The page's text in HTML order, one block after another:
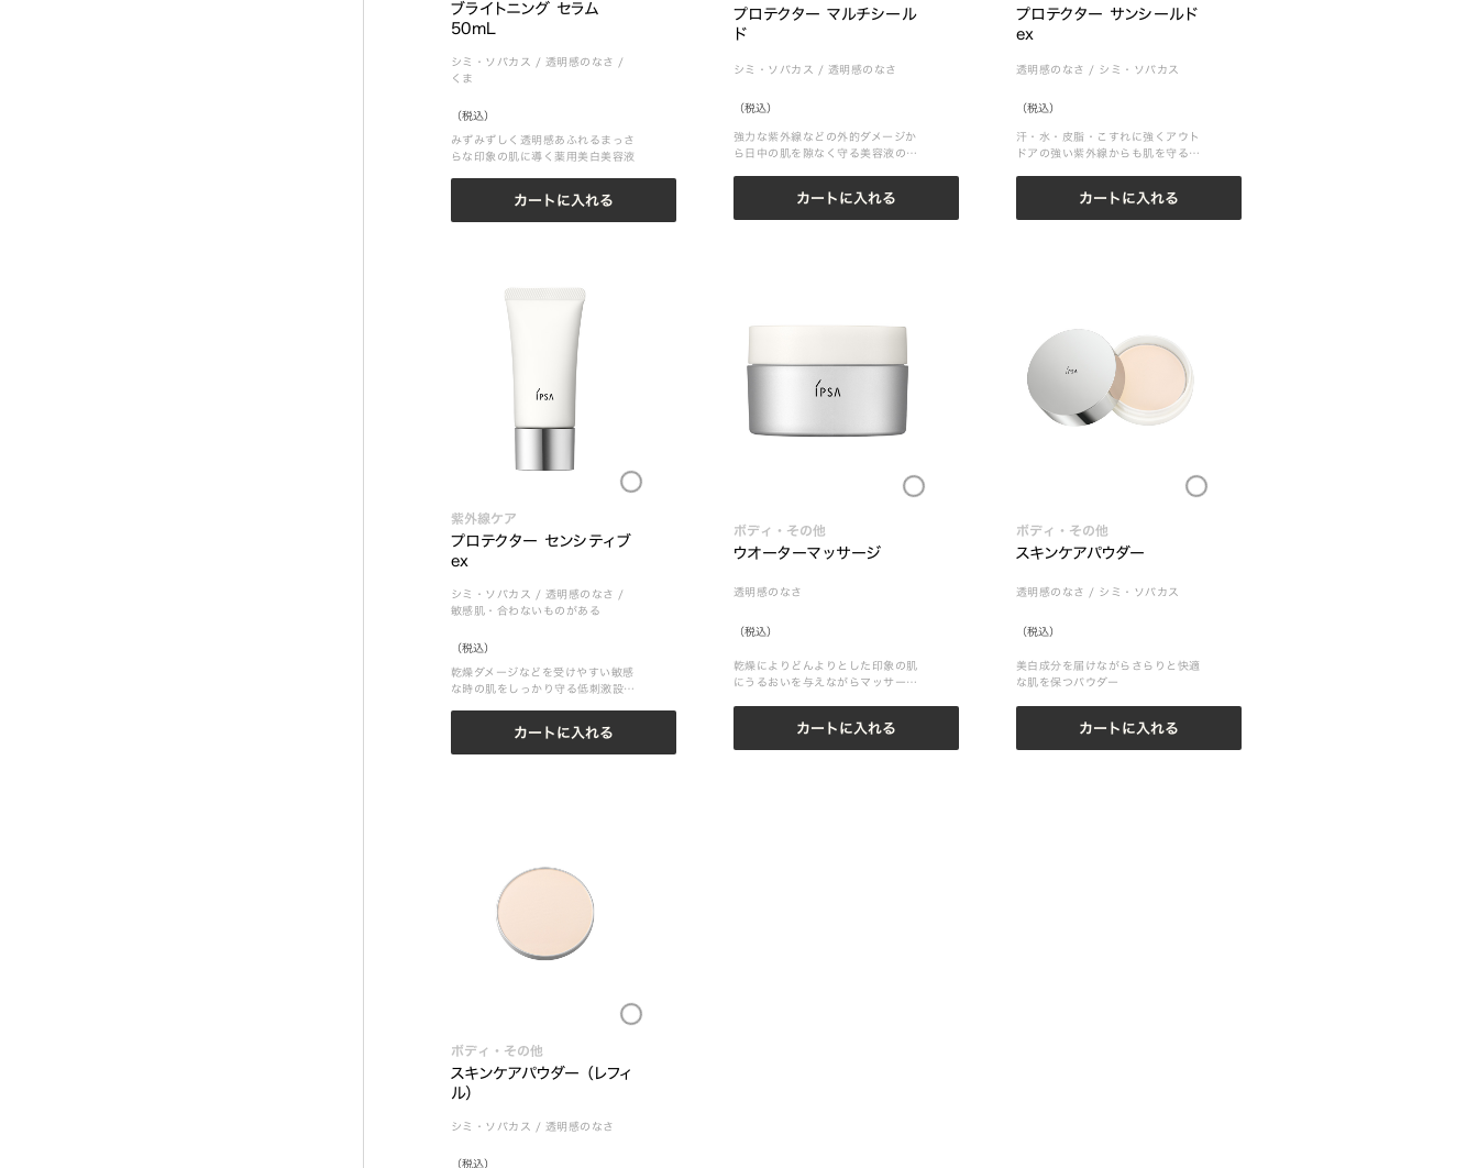
ブライトニング セラム
50mL
シミ・ソバカス / 透明感のなさ /
くま
（税込）
みずみずしく透明感あふれるまっさ
らな印象の肌に導く薬用美白美容液
カートに入れる
プロテクター マルチシール
ド
シミ・ソバカス / 透明感のなさ
（税込）
強力な紫外線などの外的ダメージか
ら日中の肌を隙なく守る美容液のよ
カートに入れる
プロテクター サンシールド
ex
透明感のなさ / シミ・ソバカス
（税込）
汗・水・皮脂・こすれに強くアウト
ドアの強い紫外線からも肌を守る顔
カートに入れる
紫外線ケア
プロテクター センシティブ
ex
シミ・ソバカス / 透明感のなさ /
敏感肌・合わないものがある
（税込）
乾燥ダメージなどを受けやすい敏感
な時の肌をしっかり守る低刺激設計
カートに入れる
Loading...
ボディ・その他
ウオーターマッサージ
透明感のなさ
（税込）
乾燥によりどんよりとした印象の肌
にうるおいを与えながらマッサージ
カートに入れる
Loading...
ボディ・その他
スキンケアパウダー
透明感のなさ / シミ・ソバカス
（税込）
美白成分を届けながらさらりと快適
な肌を保つパウダー
カートに入れる
ボディ・その他
スキンケアパウダー （レフィ
ル）
シミ・ソバカス / 透明感のなさ
（税込）